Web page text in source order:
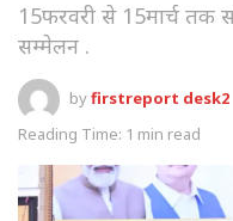
15फरवरी से 15मार्च तक
सम्मेलन .
byfirstreport desk2
Reading Time: 1 min read